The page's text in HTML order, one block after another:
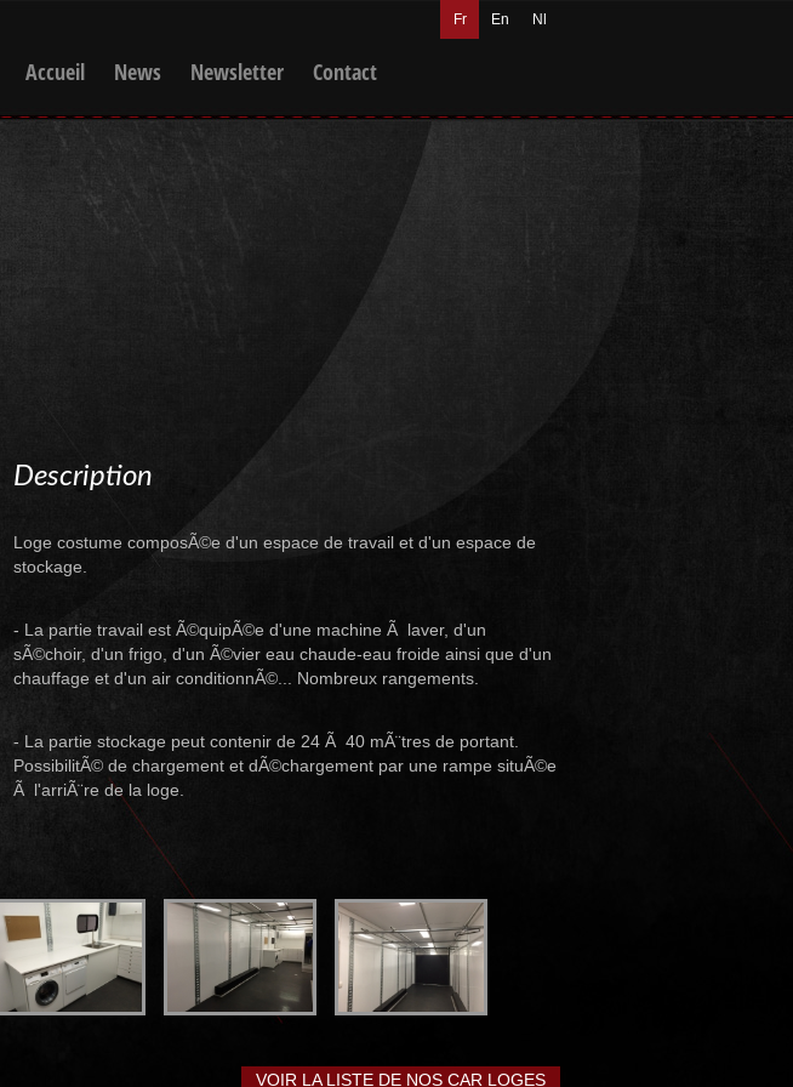
Fr En Nl
Accueil News Newsletter Contact
Description
Loge costume composÃ©e d'un espace de travail et d'un espace de
stockage.
- La partie travail est Ã©quipÃ©e d'une machine Ã laver, d'un
sÃ©choir, d'un frigo, d'un Ã©vier eau chaude-eau froide ainsi que d'un
chauffage et d'un air conditionnÃ©... Nombreux rangements.
- La partie stockage peut contenir de 24 Ã 40 mÃ¨tres de portant.
PossibilitÃ© de chargement et dÃ©chargement par une rampe situÃ©e
Ã l'arriÃ¨re de la loge.
VOIR LA LISTE DE NOS CAR LOGES